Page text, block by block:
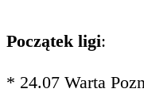
Początek ligi:
* 24.07 Warta